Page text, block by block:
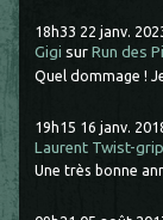
18h33 22 janv.
Gigi surRun des
Quel dommage !
19h15 16 janv.
Laurent Twist-grip
Une très bonne